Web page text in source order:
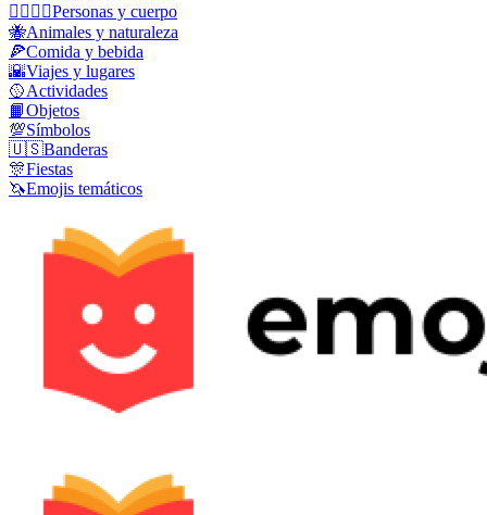
👩‍❤️‍💋‍👨Personas y cuerpo
🐝Animales y naturaleza
🍕Comida y bebida
🌇Viajes y lugares
🥎Actividades
📙Objetos
💯Símbolos
🇺🇸Banderas
🎊Fiestas
🦄Emojis temáticos